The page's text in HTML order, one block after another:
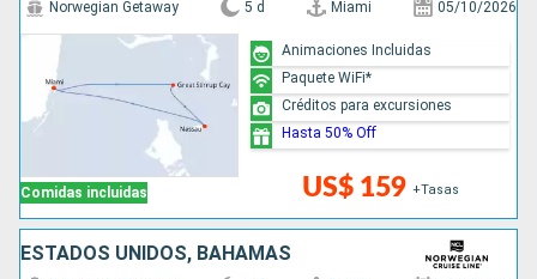
Comidas incluidas
Norwegian Getaway 5 d Miami 05/10/2026
US$ 159 +Tasas
Animaciones Incluidas
Paquete WiFi*
Créditos para excursiones
Hasta 50% Off
ESTADOS UNIDOS, BAHAMAS